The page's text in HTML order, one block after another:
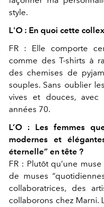
style.
L'O : En quoi cette
FR : Elle comporte
comme des T-shirts à
des chemises de
souples. Sans oublier
vives et douces,
années 70.
L’O : Les femmes
modernes et
éternelle” en tête ?
FR : Plutôt qu’une
de muses
collaboratrices, des
collaborons chez Marni.